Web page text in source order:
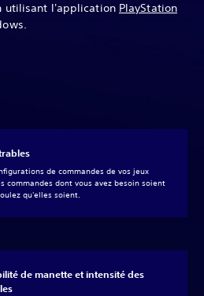
utilisant l'application PlayStation
de commandes de vos jeux
commandes dont vous avez besoin soient
qu'elles soient.
de manette et intensité des